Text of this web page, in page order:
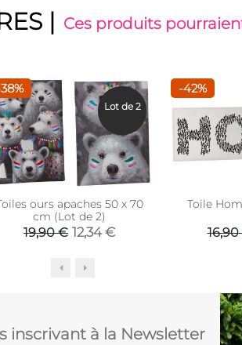
| Ces produits
ours apaches 50 x 70
cm (Lot de 2)
19,90 € 12,34 €
Lot de 2
-42%
Toile
inscrivant à la Newsletter